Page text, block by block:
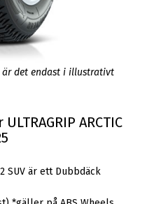
är det endast i illustrativt
ARCTIC
2 SUV är ett Dubbdäck